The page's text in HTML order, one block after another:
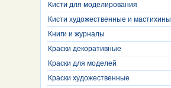
Кисти для моделирования
Кисти художественные и мастихины
Книги и журналы
Краски декоративные
Краски для моделей
Краски художественные